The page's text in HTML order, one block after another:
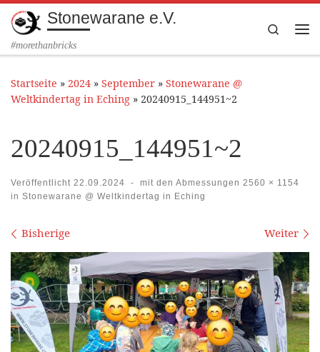
Zum Inhalt springen
Stonewarane e.V.
#morethanbricks
Search
Startseite » 2024 » September » Stonewarane @
Weltkindertag in Eching » 20240915_144951~2
20240915_144951~2
Veröffentlicht 22.09.2024 - mit den Abmessungen 2560 × 1154
in Stonewarane @ Weltkindertag in Eching
Bilder Navigation
Bisherige Weiter